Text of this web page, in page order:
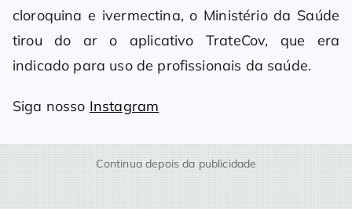
cloroquina e ivermectina, o Ministério da Saúde
tirou do ar o aplicativo TrateCov, que era
indicado para uso de profissionais da saúde.
Siga nosso Instagram
Continua depois da publicidade